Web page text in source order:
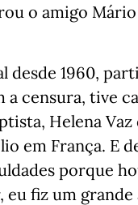
o amigo
desde 1960,
censura, tive
Helena Vaz
em França. E
porque
fiz um